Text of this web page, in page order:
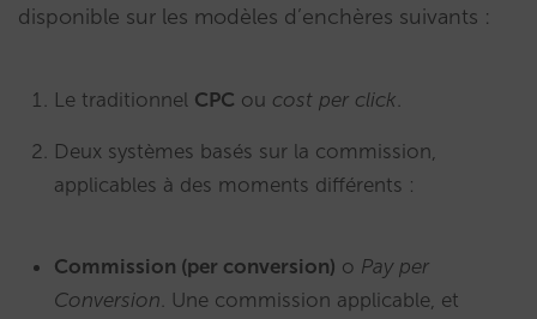
disponible sur les modèles d’enchères suivants :
Le traditionnel CPC ou cost per click
Deux systèmes basés sur la commission,
applicables à des moments différents :
Commission (per conversion) o Pay per
Conversion . Une commission applicable, et